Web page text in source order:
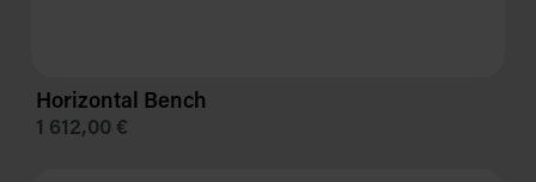
Horizontal Bench
1 612,00 €